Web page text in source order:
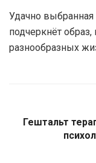
Удачно
подчеркнёт
разнообразных
Гештальт